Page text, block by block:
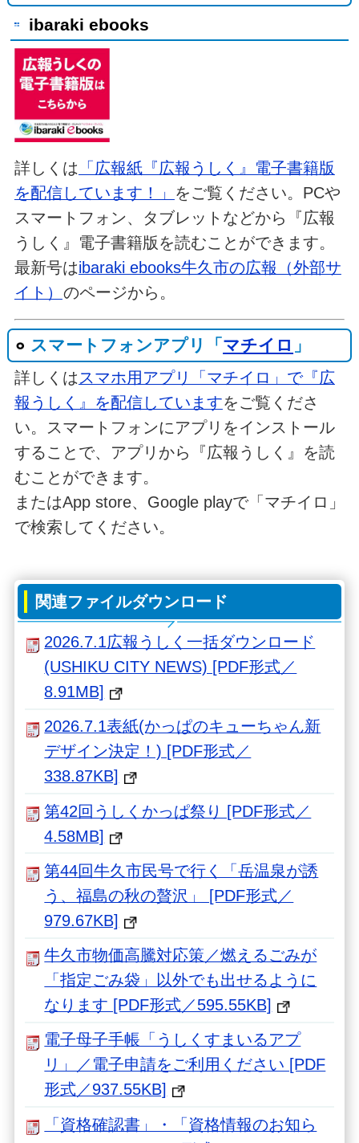
ibaraki ebooks
詳しくは 「広報紙『広報うしく』電子書籍版
を配信しています！」 をご覧ください。PCや
スマートフォン、タブレットなどから『広報
うしく』電子書籍版を読むことができます。
最新号はibaraki ebooks牛久市の広報（外部サ
イト） のページから。
スマートフォンアプリ「 マチイロ 」
詳しくは スマホ用アプリ「マチイロ」で『広
報うしく』を配信していますをご覧くださ
い。スマートフォンにアプリをインストール
することで、アプリから『広報うしく』を読
むことができます。
またはApp store、Google playで「マチイロ」
で検索してください。
関連ファイルダウンロード
2026.7.1広報うしく一括ダウンロード
(USHIKU CITY NEWS) [PDF形式／
8.91MB]
2026.7.1表紙(かっぱのキューちゃん新
デザイン決定！) [PDF形式／
338.87KB]
第42回うしくかっぱ祭り [PDF形式／
4.58MB]
第44回牛久市民号で行く「岳温泉が誘
う、福島の秋の贅沢」 [PDF形式／
979.67KB]
牛久市物価高騰対応策／燃えるごみが
「指定ごみ袋」以外でも出せるように
なります [PDF形式／595.55KB]
電子母子手帳「うしくすまいるアプ
リ」／電子申請をご利用ください [PDF
形式／937.55KB]
「資格確認書」・「資格情報のお知ら